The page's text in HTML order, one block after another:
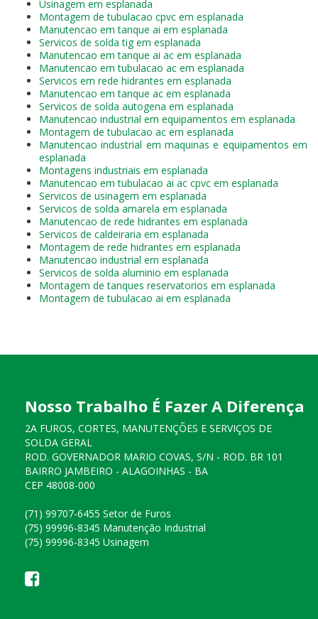
Usinagem em esplanada
Montagem de tubulacao cpvc em esplanada
Manutencao em tanque ai em esplanada
Servicos de solda tig em esplanada
Manutencao em tanque ai ac em esplanada
Manutencao em tubulacao ac em esplanada
Servicos em rede hidrantes em esplanada
Manutencao em tanque ac em esplanada
Servicos de solda autogena em esplanada
Manutencao industrial em equipamentos em esplanada
Montagem de tubulacao ac em esplanada
Manutencao industrial em maquinas e equipamentos em
esplanada
Montagens industriais em esplanada
Manutencao em tubulacao ai ac cpvc em esplanada
Servicos de usinagem em esplanada
Servicos de solda amarela em esplanada
Manutencao de rede hidrantes em esplanada
Servicos de caldeiraria em esplanada
Montagem de rede hidrantes em esplanada
Manutencao industrial em esplanada
Servicos de solda aluminio em esplanada
Montagem de tanques reservatorios em esplanada
Montagem de tubulacao ai em esplanada
Nosso Trabalho É Fazer A Diferença
2A FUROS, CORTES, MANUTENÇÕES E SERVIÇOS DE
SOLDA GERAL
ROD. GOVERNADOR MARIO COVAS, S/N - ROD. BR 101
BAIRRO JAMBEIRO - ALAGOINHAS - BA
CEP 48008-000
(71) 99707-6455 Setor de Furos
(75) 99996-8345 Manutenção Industrial
(75) 99996-8345 Usinagem